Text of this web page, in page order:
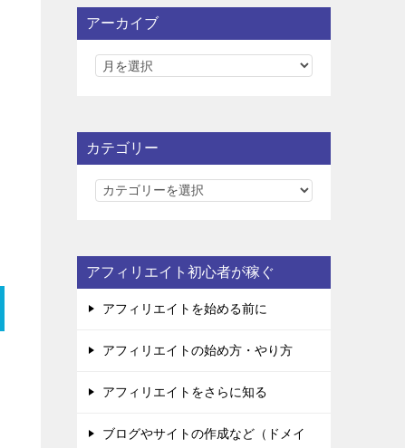
アーカイブ
カテゴリー
カ
リ
ー
アフィリエイト初心者が稼ぐ
アフィリエイトを始める前に
アフィリエイトの始め方・やり方
アフィリエイトをさらに知る
ブログやサイトの作成など（ドメイ